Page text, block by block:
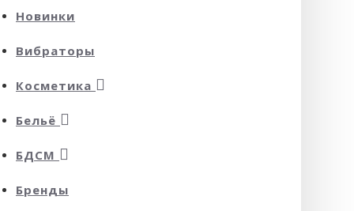
Новинки
Вибраторы
Косметика
Бельё
БДСМ
Бренды